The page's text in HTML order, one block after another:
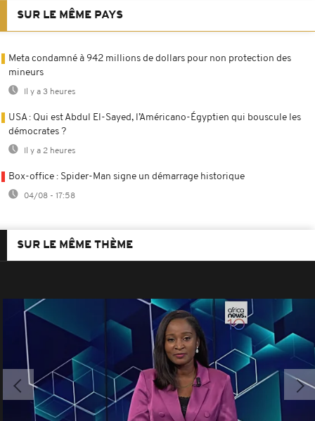
SUR LE MÊME PAYS
Meta condamné à 942 millions de dollars pour non protection des
mineurs
Il y a 3 heures
USA : Qui est Abdul El-Sayed, l’Américano-Égyptien qui bouscule les
démocrates ?
Il y a 2 heures
Box-office : Spider-Man signe un démarrage historique
04/08 - 17:58
SUR LE MÊME THÈME